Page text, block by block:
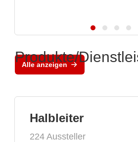
Alle anzeigen
Produkte/
Halbleiter
224 Aussteller